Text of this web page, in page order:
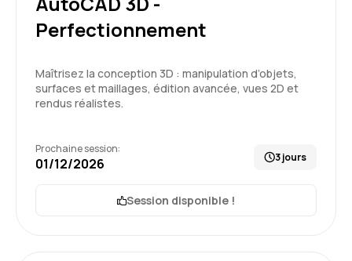
Perfectionnement
Maîtrisez la conception 3D : manipulation d’objets,
surfaces et maillages, édition avancée, vues 2D et
rendus réalistes.
Prochaine session:
01/12/2026 3 jours
Session disponible !